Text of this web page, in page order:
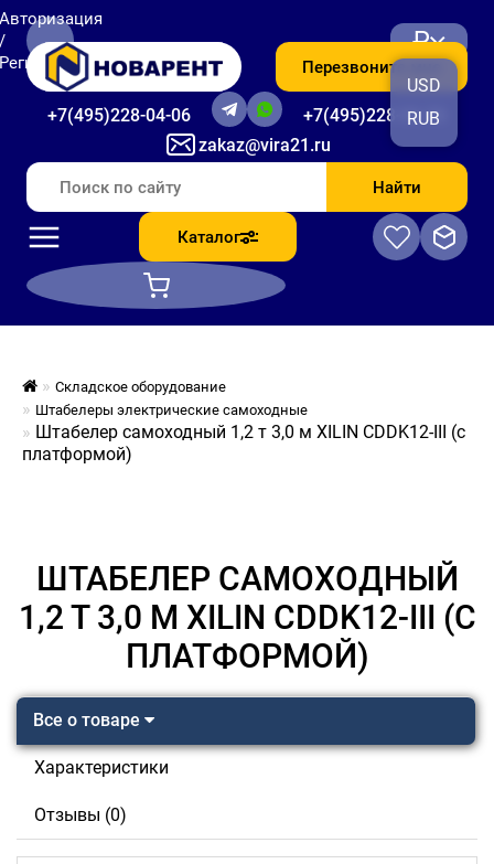
zakaz@vira21.ru
+7(495)228-04-06 +7(495)228-06-56
Перезвоните мне
₽
USD
RUB
Найти
Каталог
Складское оборудование
Штабелеры электрические самоходные
Штабелер самоходный 1,2 т 3,0 м XILIN CDDK12-III (с
платформой)
ШТАБЕЛЕР САМОХОДНЫЙ
1,2 Т 3,0 М XILIN CDDK12-III (С
ПЛАТФОРМОЙ)
Все о товаре
Характеристики
Отзывы (0)